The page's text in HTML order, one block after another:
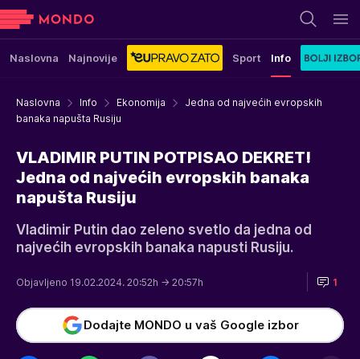
Naslovna Najnovije Sport Info
Naslovna Info Ekonomija
Jedna od najvećih evropskih
banaka napušta Rusiju
VLADIMIR PUTIN POTPISAO DEKRET!
Jedna od najvećih evropskih banaka
napušta Rusiju
Vladimir Putin dao zeleno svetlo da jedna od
najvećih evropskih banaka napusti Rusiju.
Objavljeno 19.02.2024. 20:52h → 20:57h 1
Dodajte MONDO u vaš Google izbor